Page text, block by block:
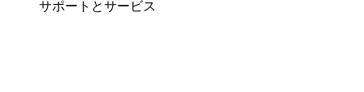
サポートとサービス